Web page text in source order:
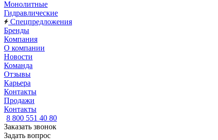
Монолитные
Гидравлические
Спецпредложения
Бренды
Компания
О компании
Новости
Команда
Отзывы
Карьера
Контакты
Продажи
Контакты
8 800 551 40 80
Заказать звонок
Задать вопрос